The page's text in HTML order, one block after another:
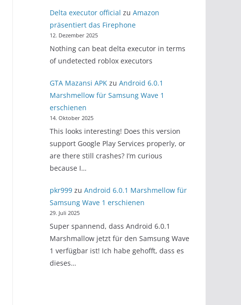
Delta executor official zu Amazon
präsentiert das Firephone
12. Dezember 2025
Nothing can beat delta executor in terms
of undetected roblox executors
GTA Mazansi APKzu Android 6.0.1
Marshmellow für Samsung Wave 1
erschienen
14. Oktober 2025
This looks interesting! Does this version
support Google Play Services properly, or
are there still crashes? I’m curious
because I…
pkr999zu Android 6.0.1 Marshmellow für
Samsung Wave 1 erschienen
29. Juli 2025
Super spannend, dass Android 6.0.1
Marshmallow jetzt für den Samsung Wave
1 verfügbar ist! Ich habe gehofft, dass es
dieses…